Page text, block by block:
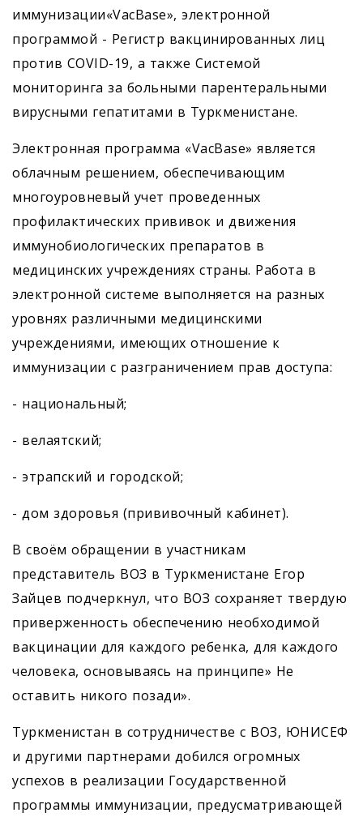
иммунизации«VacBase», электронной
программой - Регистр вакцинированных лиц
против COVID-19, а также Системой
мониторинга за больными парентеральными
вирусными гепатитами в Туркменистане.
Электронная программа «VacBase» является
облачным решением, обеспечивающим
многоуровневый учет проведенных
профилактических прививок и движения
иммунобиологических препаратов в
медицинских учреждениях страны. Работа в
электронной системе выполняется на разных
уровнях различными медицинскими
учреждениями, имеющих отношение к
иммунизации с разграничением прав доступа:
- национальный;
- велаятский;
- этрапский и городской;
- дом здоровья (прививочный кабинет).
В своём обращении в участникам
представитель ВОЗ в Туркменистане Егор
Зайцев подчеркнул, что ВОЗ сохраняет твердую
приверженность обеспечению необходимой
вакцинации для каждого ребенка, для каждого
человека, основываясь на принципе» Не
оставить никого позади».
Туркменистан в сотрудничестве с ВОЗ, ЮНИСЕФ
и другими партнерами добился огромных
успехов в реализации Государственной
программы иммунизации, предусматривающей